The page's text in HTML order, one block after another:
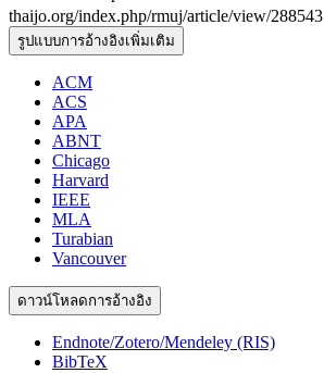
thaijo.org/index.php/rmuj/article/view/288543
รูปแบบการอ้างอิงเพิ่มเติม
ACM
ACS
APA
ABNT
Chicago
Harvard
IEEE
MLA
Turabian
Vancouver
ดาวน์โหลดการอ้างอิง
Endnote/Zotero/Mendeley (RIS)
BibTeX